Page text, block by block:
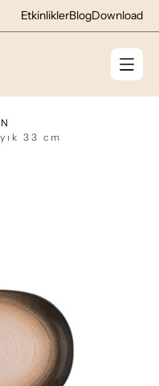
EtkinliklerBlogDownload
33 cm